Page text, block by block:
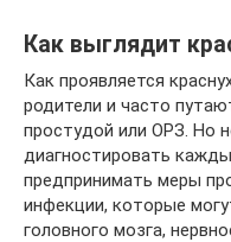
Как выглядит
Как проявляется
родители и часто
простудой или ОРЗ. Но
диагностировать
предпринимать меры
инфекции, которые
головного мозга,